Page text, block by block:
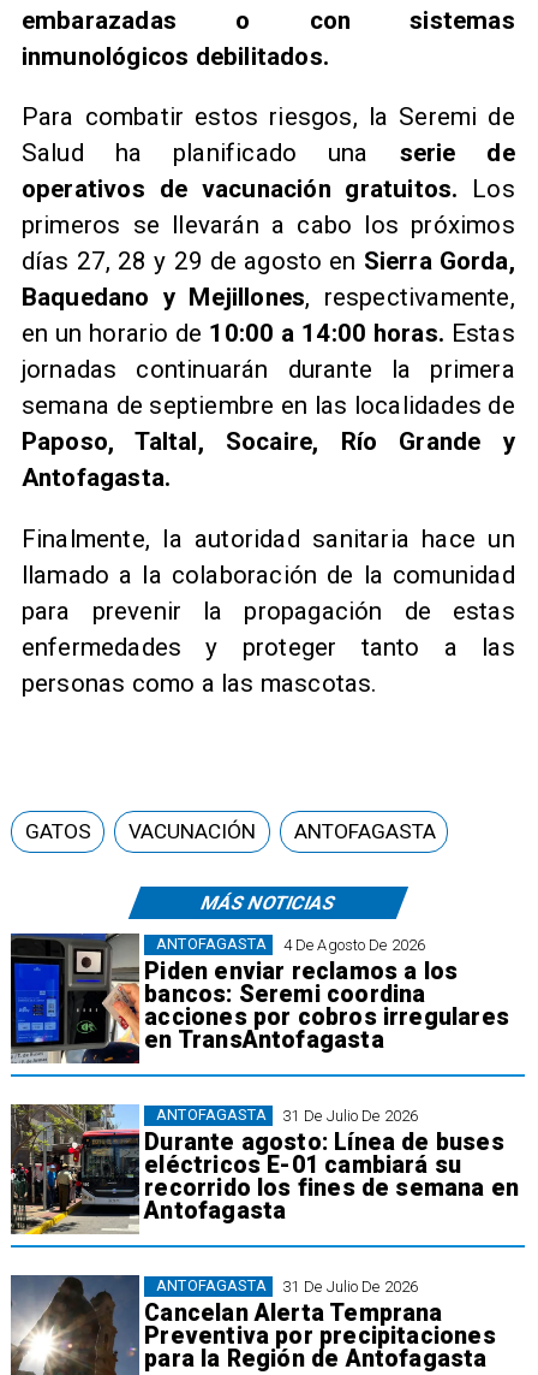
embarazadas o con sistemas
inmunológicos debilitados.
Para combatir estos riesgos, la Seremi de
Salud ha planificado una serie de
operativos de vacunación gratuitos. Los
primeros se llevarán a cabo los próximos
días 27, 28 y 29 de agosto en Sierra Gorda,
Baquedano y Mejillones, respectivamente,
en un horario de 10:00 a 14:00 horas. Estas
jornadas continuarán durante la primera
semana de septiembre en las localidades de
Paposo, Taltal, Socaire, Río Grande y
Antofagasta.
Finalmente, la autoridad sanitaria hace un
llamado a la colaboración de la comunidad
para prevenir la propagación de estas
enfermedades y proteger tanto a las
personas como a las mascotas.
MÁS NOTICIAS
4 De Agosto De 2026
Piden enviar reclamos a los
bancos: Seremi coordina
acciones por cobros irregulares
en TransAntofagasta
ANTOFAGASTA
31 De Julio De 2026
Durante agosto: Línea de buses
eléctricos E-01 cambiará su
recorrido los fines de semana en
Antofagasta
ANTOFAGASTA
31 De Julio De 2026
Cancelan Alerta Temprana
Preventiva por precipitaciones
para la Región de Antofagasta
ANTOFAGASTA
GATOS VACUNACIÓN ANTOFAGASTA